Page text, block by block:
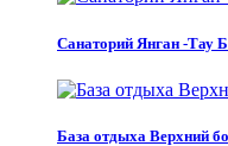
Санаторий Янган -Тау
База отдыха Верхний